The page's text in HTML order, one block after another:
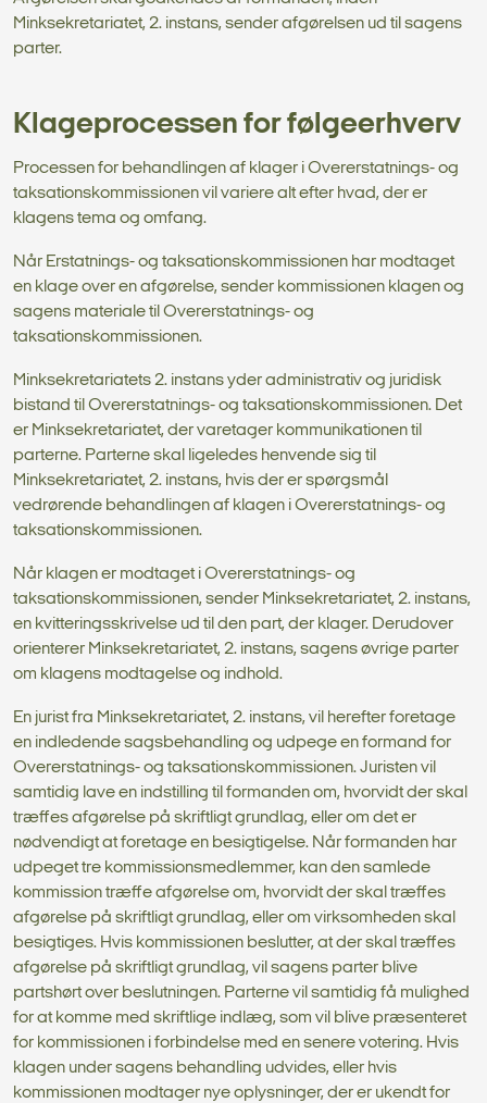
Minksekretariatet, 2. instans, sender afgørelsen ud til sagens
parter.
Klageprocessen for følgeerhverv
Processen for behandlingen af klager i Overerstatnings- og
taksationskommissionen vil variere alt efter hvad, der er
klagens tema og omfang.
Når Erstatnings- og taksationskommissionen har modtaget
en klage over en afgørelse, sender kommissionen klagen og
sagens materiale til Overerstatnings- og
taksationskommissionen.
Minksekretariatets 2. instans yder administrativ og juridisk
bistand til Overerstatnings- og taksationskommissionen. Det
er Minksekretariatet, der varetager kommunikationen til
parterne. Parterne skal ligeledes henvende sig til
Minksekretariatet, 2. instans, hvis der er spørgsmål
vedrørende behandlingen af klagen i Overerstatnings- og
taksationskommissionen.
Når klagen er modtaget i Overerstatnings- og
taksationskommissionen, sender Minksekretariatet, 2. instans,
en kvitteringsskrivelse ud til den part, der klager. Derudover
orienterer Minksekretariatet, 2. instans, sagens øvrige parter
om klagens modtagelse og indhold.
En jurist fra Minksekretariatet, 2. instans, vil herefter foretage
en indledende sagsbehandling og udpege en formand for
Overerstatnings- og taksationskommissionen. Juristen vil
samtidig lave en indstilling til formanden om, hvorvidt der skal
træffes afgørelse på skriftligt grundlag, eller om det er
nødvendigt at foretage en besigtigelse. Når formanden har
udpeget tre kommissionsmedlemmer, kan den samlede
kommission træffe afgørelse om, hvorvidt der skal træffes
afgørelse på skriftligt grundlag, eller om virksomheden skal
besigtiges. Hvis kommissionen beslutter, at der skal træffes
afgørelse på skriftligt grundlag, vil sagens parter blive
partshørt over beslutningen. Parterne vil samtidig få mulighed
for at komme med skriftlige indlæg, som vil blive præsenteret
for kommissionen i forbindelse med en senere votering. Hvis
klagen under sagens behandling udvides, eller hvis
kommissionen modtager nye oplysninger, der er ukendt for